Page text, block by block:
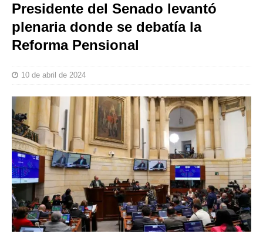
Presidente del Senado levantó
plenaria donde se debatía la
Reforma Pensional
10 de abril de 2024